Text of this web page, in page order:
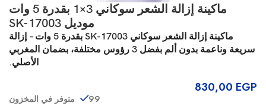
ماكينة إزالة الشعر سوكاني 3×1 بقدرة 5 وات
موديل SK-17003
ماكينة إزالة الشعر سوكاني SK-17003 بقدرة 5 وات – إزالة
سريعة وناعمة بدون ألم بفضل 3 رؤوس مختلفة، بضمان المغربي
الأصلي.
830,00 EGP
99 متوفر في المخزون